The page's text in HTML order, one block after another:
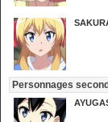
Personnages